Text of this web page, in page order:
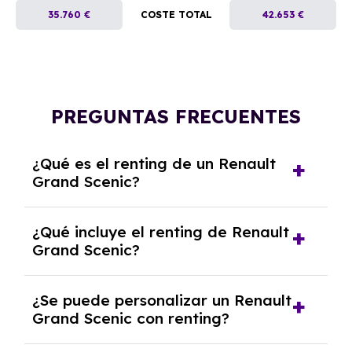
35.760 € COSTE TOTAL 42.653 €
PREGUNTAS FRECUENTES
¿Qué es el renting de un Renault
Grand Scenic?
contrato de alquiler a largo plazo en el que
pagas una cuota mensual fija por el uso del
coche durante un periodo determinado,
generalmente entre 2 y 5 años.
¿Qué incluye el renting de Renault
Grand Scenic?
seguro a todo riesgo, mantenimiento,
reparaciones, impuestos, asistencia en
carretera y gestión de la documentación.
¿Se puede personalizar un Renault
Grand Scenic con renting?